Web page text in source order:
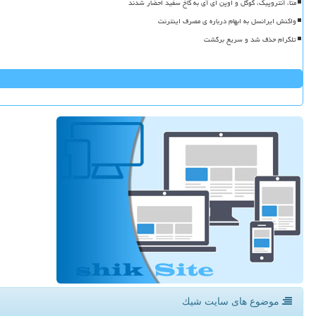
متا، آنتروپیک، گوگل و اوپن ای آی به کاخ سفید احضار شدند
واکنش ایرانسل به ابهام درباره ی مصرف اینترنت
تلگرام حذف شد و سریع برگشت
موضوع های سایت شیك